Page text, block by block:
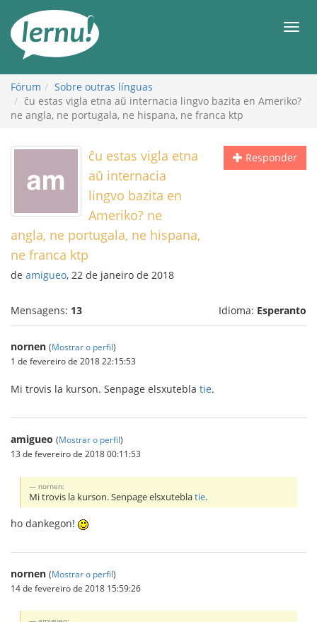
conteúdo
Fórum
Sobre outras línguas
ĉu estas vigla etna aŭ internacia lingvo bazita en Ameriko?
ne angla, ne portugala, ne hispana, ne franca ktp
Responder
ĉu estas vigla etna
aŭ internacia
lingvo bazita en
Ameriko? ne
angla, ne portugala, ne hispana,
ne franca ktp
de amigueo, 22 de janeiro de 2018
Mensagens: 13 Idioma: Esperanto
nornen (Mostrar o perfil)
1 de fevereiro de 2018 22:15:53
Mi trovis la kurson. Senpage elsxutebla tie.
amigueo (Mostrar o perfil)
13 de fevereiro de 2018 00:11:53
nornen:
Mi trovis la kurson. Senpage elsxuteblatie.
ho dankegon!
nornen (Mostrar o perfil)
14 de fevereiro de 2018 15:59:26